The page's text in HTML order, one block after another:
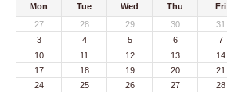
Mon Tue Wed Thu Fri
27
28 29 30 31
3
4 5 6 7
10
11 12 13 14
17
18 19 20 21
24
25 26 27 28